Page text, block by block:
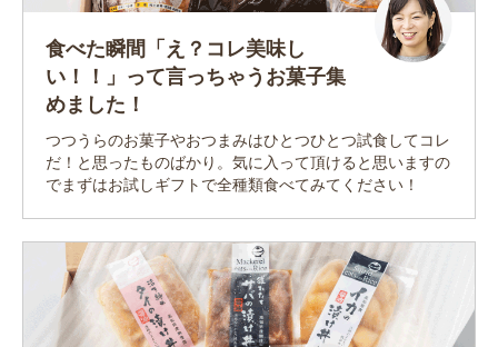
お買い物を続ける カートへ進む
食べた瞬間「え？コレ美味し
い！！」って言っちゃうお菓子集
めました！
つつうらのお菓子やおつまみはひとつひとつ試食してコレ
だ！と思ったものばかり。気に入って頂けると思いますの
でまずはお試しギフトで全種類食べてみてください！